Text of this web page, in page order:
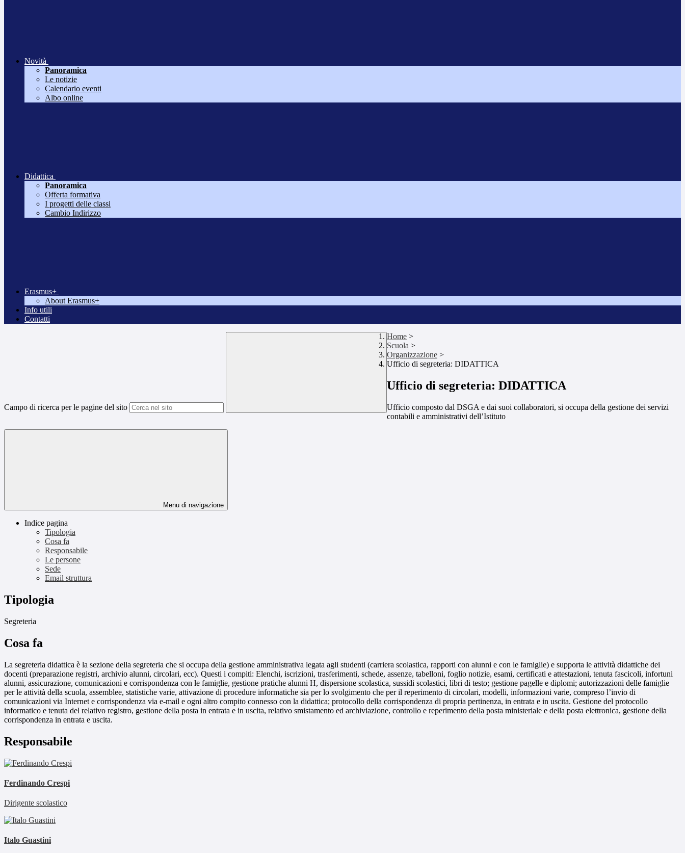
Novità
Panoramica
Le notizie
Calendario eventi
Albo online
Didattica
Panoramica
Offerta formativa
I progetti delle classi
Cambio Indirizzo
Erasmus+
About Erasmus+
Info utili
Contatti
Campo di ricerca per le pagine del sito
Home >
Scuola >
Organizzazione >
Ufficio di segreteria: DIDATTICA
Ufficio di segreteria: DIDATTICA
Ufficio composto dal DSGA e dai suoi collaboratori, si occupa della gestione dei servizi
contabili e amministrativi dell’Istituto
Menu di navigazione
Indice pagina
Tipologia
Cosa fa
Responsabile
Le persone
Sede
Email struttura
Tipologia
Segreteria
Cosa fa
La segreteria didattica è la sezione della segreteria che si occupa della gestione amministrativa legata agli studenti (carriera scolastica, rapporti con alunni e con le famiglie) e supporta le attività didattiche dei
docenti (preparazione registri, archivio alunni, circolari, ecc). Questi i compiti: Elenchi, iscrizioni, trasferimenti, schede, assenze, tabelloni, foglio notizie, esami, certificati e attestazioni, tenuta fascicoli, infortuni
alunni, assicurazione, comunicazioni e corrispondenza con le famiglie, gestione pratiche alunni H, dispersione scolastica, sussidi scolastici, libri di testo; gestione pagelle e diplomi; autorizzazioni delle famiglie
per le attività della scuola, assemblee, statistiche varie, attivazione di procedure informatiche sia per lo svolgimento che per il reperimento di circolari, modelli, informazioni varie, compreso l’invio di
comunicazioni via Internet e corrispondenza via e-mail e ogni altro compito connesso con la didattica; protocollo della corrispondenza di propria pertinenza, in entrata e in uscita. Gestione del protocollo
informatico e tenuta del relativo registro, gestione della posta in entrata e in uscita, relativo smistamento ed archiviazione, controllo e reperimento della posta ministeriale e della posta elettronica, gestione della
corrispondenza in entrata e uscita.
Responsabile
Ferdinando Crespi
Dirigente scolastico
Italo Guastini